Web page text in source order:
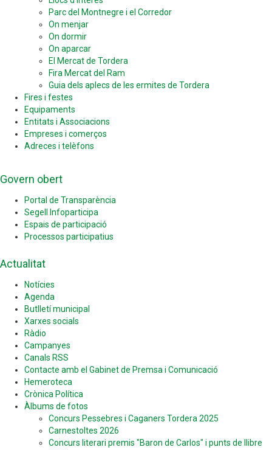
Parc del Montnegre i el Corredor
On menjar
On dormir
On aparcar
El Mercat de Tordera
Fira Mercat del Ram
Guia dels aplecs de les ermites de Tordera
Fires i festes
Equipaments
Entitats i Associacions
Empreses i comerços
Adreces i telèfons
Govern obert
Portal de Transparència
Segell Infoparticipa
Espais de participació
Processos participatius
Actualitat
Notícies
Agenda
Butlletí municipal
Xarxes socials
Ràdio
Campanyes
Canals RSS
Contacte amb el Gabinet de Premsa i Comunicació
Hemeroteca
Crònica Política
Àlbums de fotos
Concurs Pessebres i Caganers Tordera 2025
Carnestoltes 2026
Concurs literari premis "Baron de Carlos" i punts de llibre